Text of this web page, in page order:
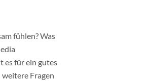
fühlen? Was
es für ein gutes
Fragen